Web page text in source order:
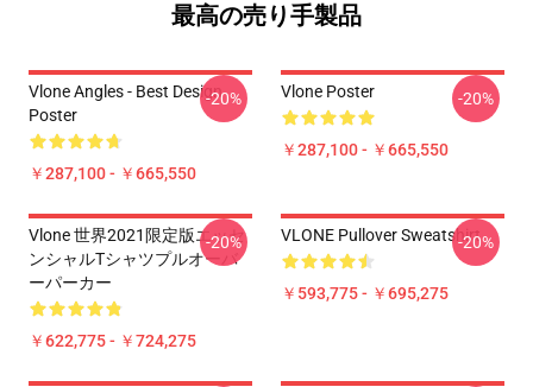
最高の売り手製品
Vlone Angles - Best Design
Poster
￥287,100 - ￥665,550
-20% Vlone Poster
￥287,100 - ￥665,550
-20%
Vlone 世界2021限定版エッセ
ンシャルTシャツプルオーバ
ーパーカー
￥622,775 - ￥724,275
-20% VLONE Pullover Sweatshirt
￥593,775 - ￥695,275
-20%